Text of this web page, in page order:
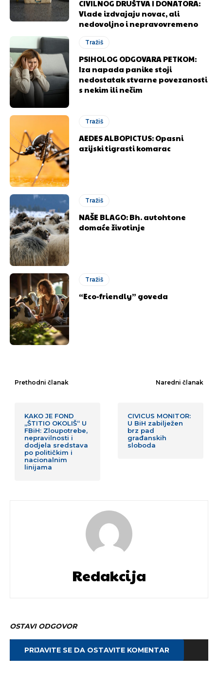
CIVILNOG DRUŠTVA I DONATORA:
Vlade izdvajaju novac, ali
nedovoljno i nepravovremeno
Tražiš
PSIHOLOG ODGOVARA PETKOM:
Iza napada panike stoji
nedostatak stvarne povezanosti
s nekim ili nečim
Tražiš
AEDES ALBOPICTUS: Opasni
azijski tigrasti komarac
Tražiš
NAŠE BLAGO: Bh. autohtone
domaće životinje
Tražiš
“Eco-friendly” goveda
Prethodni članak
KAKO JE FOND
„ŠTITIO OKOLIŠ“ U
FBiH: Zloupotrebe,
nepravilnosti i
dodjela sredstava
po političkim i
nacionalnim
linijama
Naredni članak
CIVICUS MONITOR:
U BiH zabilježen
brz pad
građanskih
sloboda
Redakcija
OSTAVI ODGOVOR
PRIJAVITE SE DA OSTAVITE KOMENTAR